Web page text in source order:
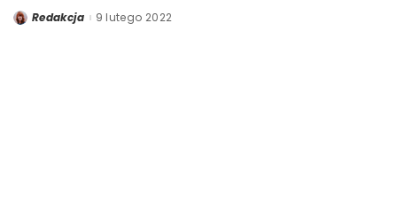
PostedRedakcja 9 lutego 2022